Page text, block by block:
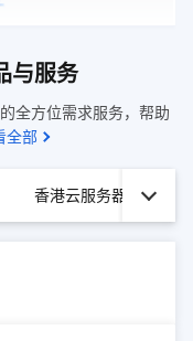
与服务
全方位需求服务，帮助
全部
香港云服务器ECS